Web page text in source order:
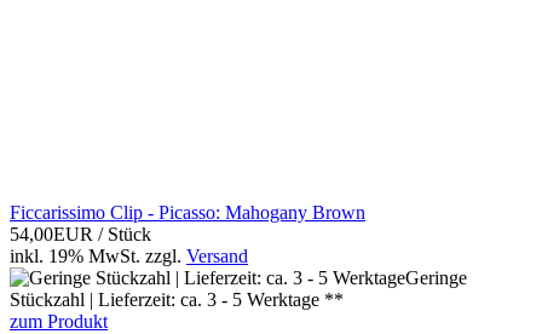
Ficcarissimo Clip - Picasso: Mahogany Brown
54,00EUR / Stück
inkl. 19% MwSt. zzgl. Versand
Geringe
Stückzahl | Lieferzeit: ca. 3 - 5 Werktage **
zum Produkt